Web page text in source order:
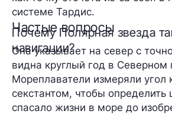
системе Тардис.
Частые вопросы
Почему Полярная звезда
навигации?
Она указывает на север с
видна круглый год в Северном
Мореплаватели измеряли угол
секстантом, чтобы определить
спасало жизни в море до